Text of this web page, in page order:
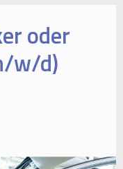
oder
w/d)